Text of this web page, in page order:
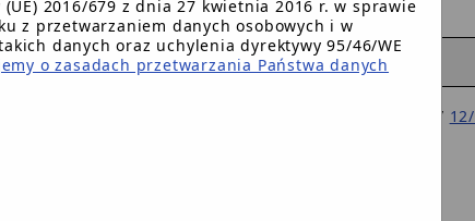
REDAKCJA BIP.GOV.PL WWW
/
2016/679 z dnia 27 kwietnia 2016 r. w sprawie
z przetwarzaniem danych osobowych i w
danych oraz uchylenia dyrektywy 95/46/WE
o zasadach przetwarzania Państwa danych